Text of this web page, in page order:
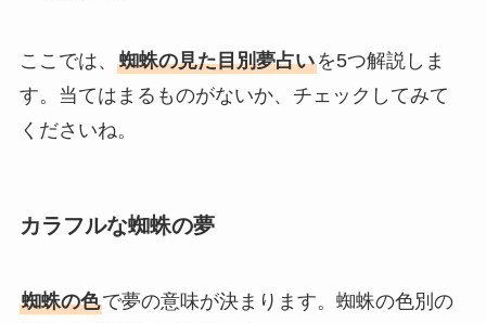
ここでは、 蜘蛛の見た目別夢占いを5つ解説しま
す。当てはまるものがないか、チェックしてみて
くださいね。
カラフルな蜘蛛の夢
蜘蛛の色で夢の意味が決まります。蜘蛛の色別の